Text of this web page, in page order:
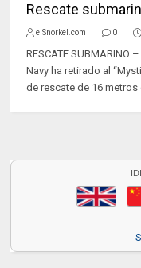
Rescate
elSnorkel.com 0
RESCATE SUBMARINO
Navy ha retirado al
de rescate de 16 metros